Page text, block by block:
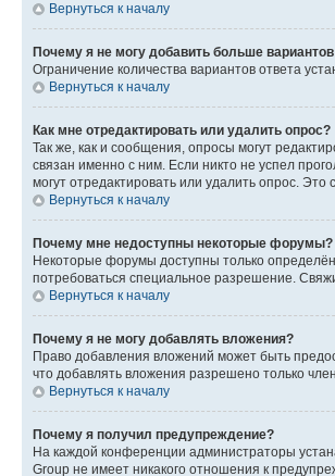
Вернуться к началу
Почему я не могу добавить больше вариантов
Ограничение количества вариантов ответа
Вернуться к началу
Как мне отредактировать или удалить опрос?
Так же, как и сообщения, опросы могут
связан именно с ним. Если никто не успел
могут отредактировать или удалить опрос.
Вернуться к началу
Почему мне недоступны некоторые форумы?
Некоторые форумы доступны только
потребоваться специальное разрешение.
Вернуться к началу
Почему я не могу добавлять вложения?
Право добавления вложений может быть
что добавлять вложения разрешено только
Вернуться к началу
Почему я получил предупреждение?
На каждой конференции администраторы
Group не имеет никакого отношения к